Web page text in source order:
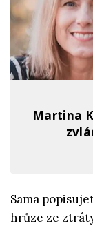
Martina
Sama
hrůze ze